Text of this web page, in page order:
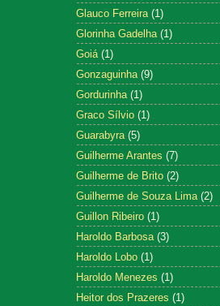
Glauco Ferreira (1)
Glorinha Gadelha (1)
Goiá (1)
Gonzaguinha (9)
Gordurinha (1)
Graco Sílvio (1)
Guarabyra (5)
Guilherme Arantes (7)
Guilherme de Brito (2)
Guilherme de Souza Lima (2)
Guillon Ribeiro (1)
Haroldo Barbosa (3)
Haroldo Lobo (1)
Haroldo Menezes (1)
Heitor dos Prazeres (1)